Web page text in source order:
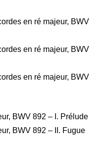
en ré majeur, BWV
en ré majeur, BWV
en ré majeur, BWV
BWV 892 – I. Prélude
BWV 892 – II. Fugue